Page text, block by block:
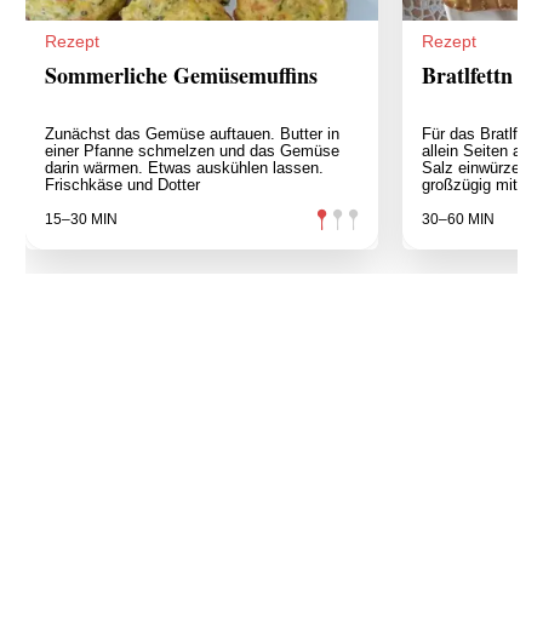
Rezept
Sommerliche Gemüsemuffins
Zunächst das Gemüse auftauen. Butter in
einer Pfanne schmelzen und das Gemüse
darin wärmen. Etwas auskühlen lassen.
Frischkäse und Dotter
15–30 MIN
Rezept
Bratlfettn
Für das
allein Seiten
Salz einwürzen.
großzügig mit
30–60 MIN